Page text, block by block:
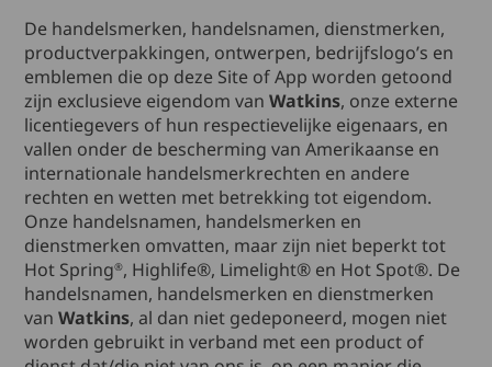
De handelsmerken, handelsnamen, dienstmerken,
productverpakkingen, ontwerpen, bedrijfslogo’s en
emblemen die op deze Site of App worden getoond
zijn exclusieve eigendom van Watkins, onze externe
licentiegevers of hun respectievelijke eigenaars, en
vallen onder de bescherming van Amerikaanse en
internationale handelsmerkrechten en andere
rechten en wetten met betrekking tot eigendom.
Onze handelsnamen, handelsmerken en
dienstmerken omvatten, maar zijn niet beperkt tot
Hot Spring®, Highlife®, Limelight® en Hot Spot®. De
handelsnamen, handelsmerken en dienstmerken
van Watkins, al dan niet gedeponeerd, mogen niet
worden gebruikt in verband met een product of